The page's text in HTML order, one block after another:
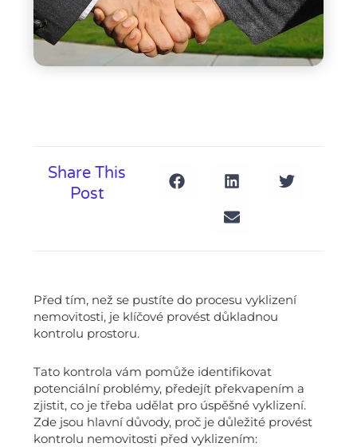
Share This
Post
Před tím, než se pustíte do procesu vyklizení
nemovitosti, je klíčové provést důkladnou
kontrolu prostoru.
Tato kontrola vám pomůže identifikovat
potenciální problémy, předejít překvapením a
zjistit, co je třeba udělat pro úspěšné vyklizení.
Zde jsou hlavní důvody, proč je důležité provést
kontrolu nemovitosti před vyklizením: